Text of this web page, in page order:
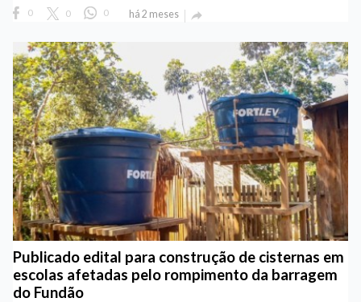
0 0 0 há 2 meses 
Publicado edital para construção de cisternas em
escolas afetadas pelo rompimento da barragem
do Fundão